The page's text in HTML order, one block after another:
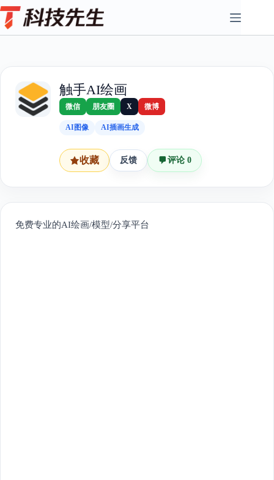
Skip
to
content
触手AI绘画
微信 朋友圈 X 微博
AI图像 AI插画生成
收藏 反馈 评论 0
免费专业的AI绘画/模型/分享平台